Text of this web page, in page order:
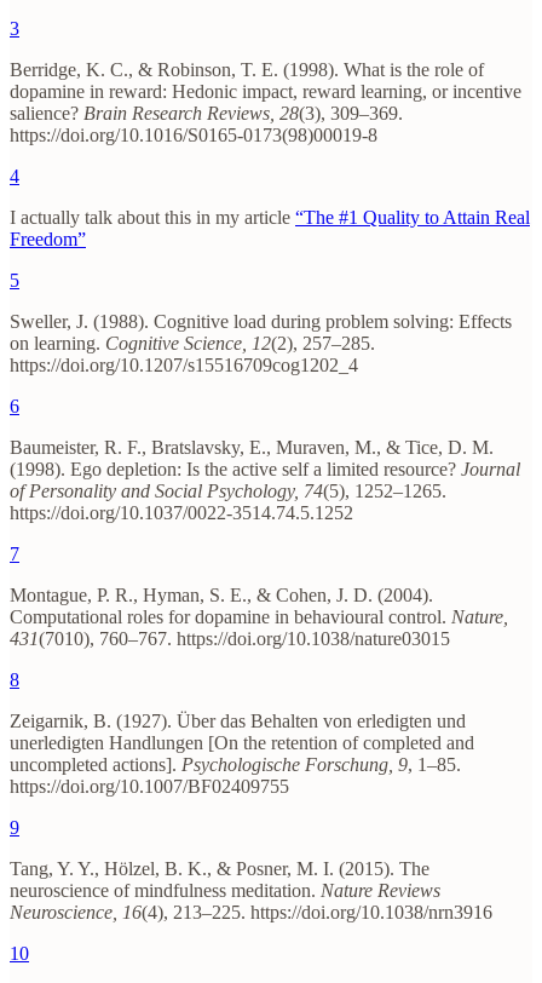
3
Berridge, K. C., & Robinson, T. E. (1998). What is the role of
dopamine in reward: Hedonic impact, reward learning, or incentive
salience? Brain Research Reviews, 28(3), 309–369.
https://doi.org/10.1016/S0165-0173(98)00019-8
4
I actually talk about this in my article “The #1 Quality to Attain Real
Freedom”
5
Sweller, J. (1988). Cognitive load during problem solving: Effects
on learning. Cognitive Science, 12(2), 257–285.
https://doi.org/10.1207/s15516709cog1202_4
6
Baumeister, R. F., Bratslavsky, E., Muraven, M., & Tice, D. M.
(1998). Ego depletion: Is the active self a limited resource? Journal
of Personality and Social Psychology, 74(5), 1252–1265.
https://doi.org/10.1037/0022-3514.74.5.1252
7
Montague, P. R., Hyman, S. E., & Cohen, J. D. (2004).
Computational roles for dopamine in behavioural control. Nature,
431(7010), 760–767. https://doi.org/10.1038/nature03015
8
Zeigarnik, B. (1927). Über das Behalten von erledigten und
unerledigten Handlungen [On the retention of completed and
uncompleted actions]. Psychologische Forschung, 9, 1–85.
https://doi.org/10.1007/BF02409755
9
Tang, Y. Y., Hölzel, B. K., & Posner, M. I. (2015). The
neuroscience of mindfulness meditation. Nature Reviews
Neuroscience, 16(4), 213–225. https://doi.org/10.1038/nrn3916
10